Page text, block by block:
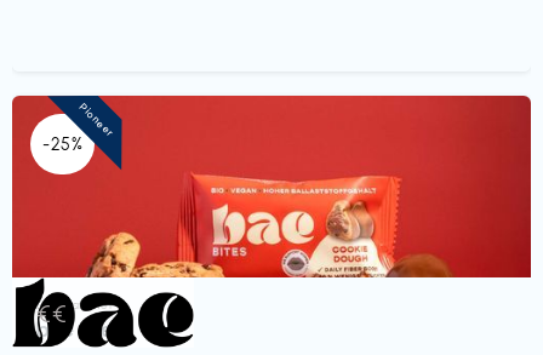
-25%
Lebensmittel
bae Treat
€€‎
Pioneer